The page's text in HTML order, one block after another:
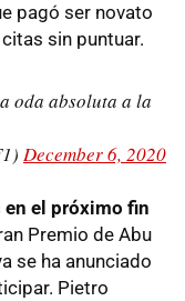
pagó ser novato
sin puntuar.
oda absoluta a la
December 6, 2020
en el próximo fin
Premio de Abu
se ha anunciado
Pietro